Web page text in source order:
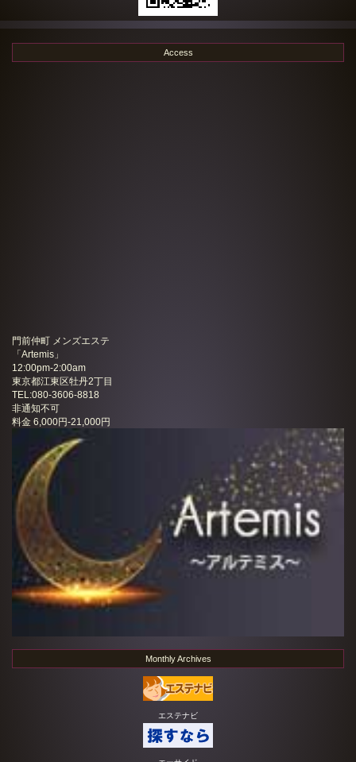
Access
門前仲町 メンズエステ
「 Artemis 」
12:00pm-2:00am
東京都江東区牡丹2丁目
TEL:080-3606-8818
非通知不可
料金 6,000円-21,000円
Monthly Archives
エステナビ